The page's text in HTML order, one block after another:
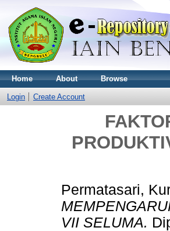
Home About Browse
Login Create Account
Permatasari,
VII SELUMA.